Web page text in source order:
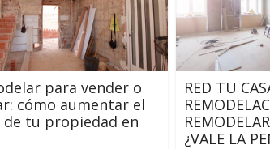
para vender o
cómo aumentar el
de tu propiedad en
RED TU
¿VALE LA